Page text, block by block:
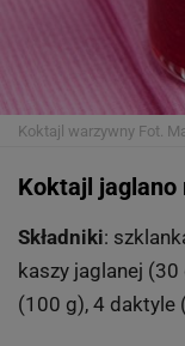
Koktajl warzywny Fot.
Koktajl jaglano
Składniki:
kaszy jaglanej (30
(100 g), 4 daktyle